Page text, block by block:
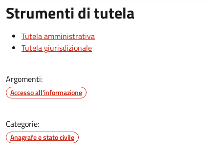
Strumenti di tutela
Tutela amministrativa
Tutela giurisdizionale
Argomenti:
Accesso all'informazione
Categorie:
Anagrafe e stato civile